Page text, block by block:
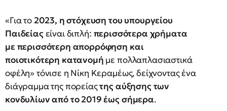
«Για το 2023, η στόχευση του υπουργείου
Παιδείαςείναι διπλή: περισσότερα χρήματα
με περισσότερη απορρόφηση και
ποιοτικότερη κατανομή με πολλαπλασιαστικά
οφέλη» τόνισε η Νίκη Κεραμέως, δείχνοντας ένα
διάγραμμα της πορείαςτης αύξησης των
κονδυλίων από το 2019 έως σήμερα.